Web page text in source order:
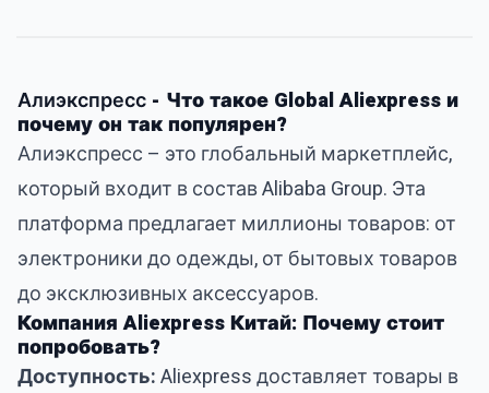
Алиэкспресс - Что такое Global Aliexpress и
почему он так популярен?
Алиэкспресс – это глобальный маркетплейс,
который входит в состав Alibaba Group. Эта
платформа предлагает миллионы товаров: от
электроники до одежды, от бытовых товаров
до эксклюзивных аксессуаров.
Компания Aliexpress Китай: Почему стоит
попробовать?
Доступность:Aliexpress доставляет товары в